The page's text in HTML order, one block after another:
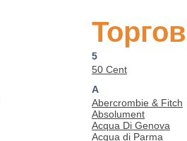
5
50 Cent
A
Abercrombie & Fitch
Absolument
Acqua Di Genova
Acqua di Parma